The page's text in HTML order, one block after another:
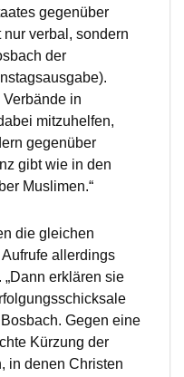
gegenüber
verbal, sondern
der
in
mitzuhelfen,
gegenüber
gibt wie in den
Muslimen.“
die gleichen
allerdings
„Dann erklären sie
Gegen eine
Kürzung der
in denen Christen